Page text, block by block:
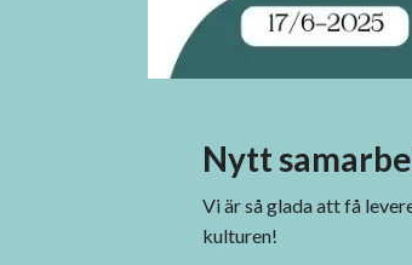
Nytt
Vi är så glada att få
kulturen!